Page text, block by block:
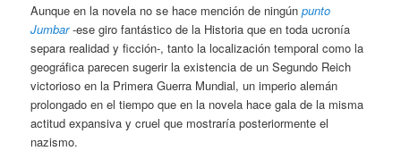
Aunque en la novela no se hace mención de ningúnpunto
Jumbar-ese giro fantástico de la Historia que en toda ucronía
separa realidad y ficción-, tanto la localización temporal como la
geográfica parecen sugerir la existencia de un Segundo Reich
victorioso en la Primera Guerra Mundial, un imperio alemán
prolongado en el tiempo que en la novela hace gala de la misma
actitud expansiva y cruel que mostraría posteriormente el
nazismo.